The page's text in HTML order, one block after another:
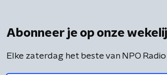
Abonneer je op onze
Elke zaterdag het beste van NPO